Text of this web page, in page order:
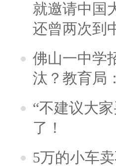
就邀请中国
还曾两次到
佛山一中学
汰？教育局
“不建议大
了！
5万的小车